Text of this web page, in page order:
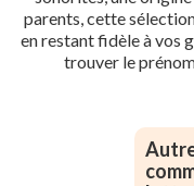
parents, cette
en restant fidèle à vos
trouver le